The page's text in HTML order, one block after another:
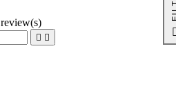
review(s)
 